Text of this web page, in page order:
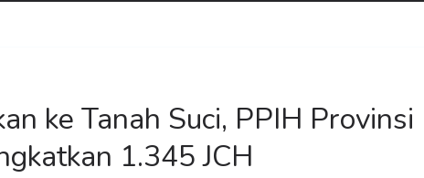
ke Tanah Suci, PPIH Provinsi
1.345 JCH